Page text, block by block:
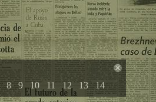
8 9 10 11 12 13 14